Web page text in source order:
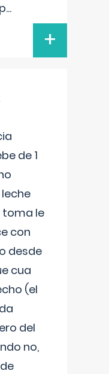
...
+
de 1
toma le
con
desde
cua
(el
del
no,